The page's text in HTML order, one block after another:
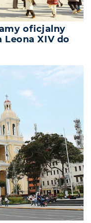
oficjalny
XIV do